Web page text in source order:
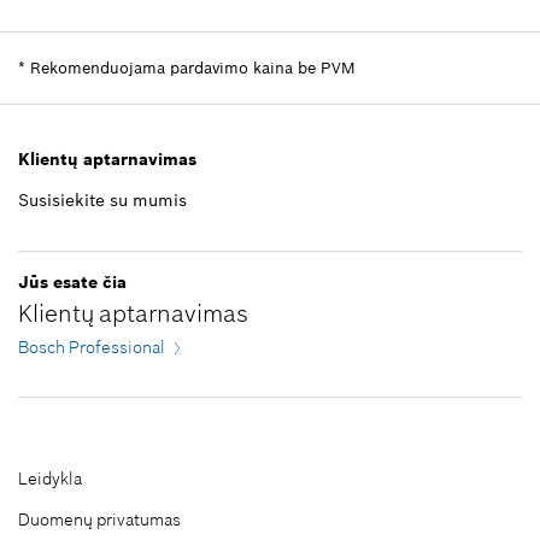
*Rekomenduojama pardavimo kaina be PVM
Informacija apie atsargines dalis
0,59 €*
*Rekomenduojama pardavimo kaina be PVM
* Rekomenduojama pardavimo kaina be PVM
Klientų aptarnavimas
Susisiekite su mumis
Jūs esate čia
Klientų aptarnavimas
Bosch Professional
Leidykla
Duomenų privatumas